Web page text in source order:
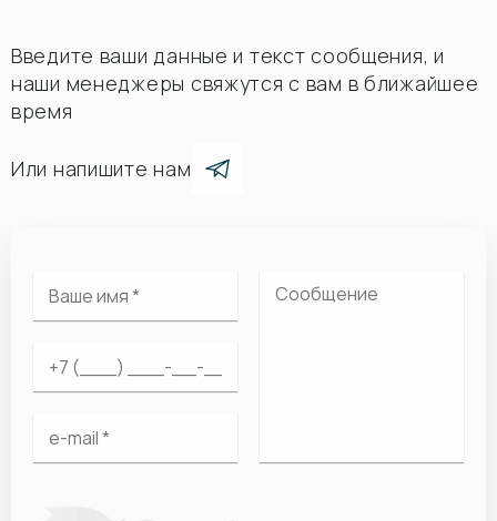
Введите ваши данные и текст сообщения, и
наши менеджеры свяжутся с вам в ближайшее
время
Или напишите нам